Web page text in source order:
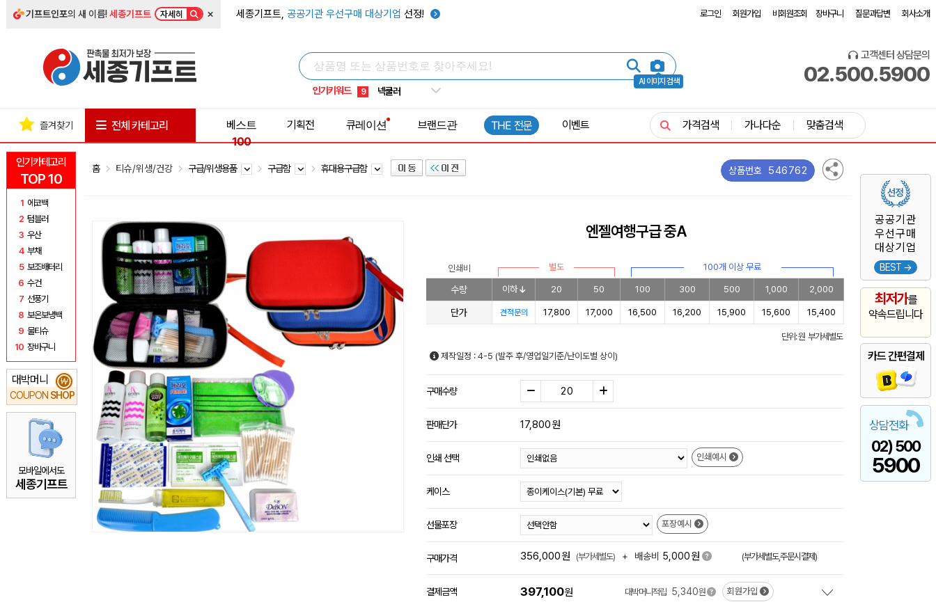
기프트인포의 새 이름!세종기프트 자세히 × 세종기프트, 공공기관 우선구매 대상기업 선정! 로그인 회원가입 비회원조회 장바구니 질문과답변 회사소개
AI 이미지 검색
인기키워드
5 키캡
8 쿨토시
9 넥쿨러
1 선풍기
고객센터 상담문의
02.500.5900
인기카테고리
TOP 10
1 에코백
2 텀블러
3 우산
4 부채
5 보조배터리
6 수건
7 선풍기
8 보온보냉백
9 물티슈
10 장바구니
대박머니
COUPON SHOP
₩
모바일에서도
세종기프트
공공기관
우선구매
대상기업
BEST →
최저가를
약속드립니다
카드 간편결제
상담전화
02) 500
5900
즐겨찾기 전체 카테고리
베스트
100
기획전 큐레이션 브랜드관 THE 전문 이벤트 가격검색 가나다순 맞춤검색
홈 티슈/위생/건강 구급/위생용품 구급함 휴대용구급함 상품번호 546762
엔젤여행구급 중A
인쇄비 별도 100개 이상 무료
수량 이하 20 50 100 300 500 1,000 2,000
단가 견적문의 17,800 17,000 16,500 16,200 15,900 15,600 15,400
단위: 원 부가세별도
제작일정 : 4-5 (발주 후/영업일기준/난이도별 상이)
구매수량
판매단가 17,800원
인쇄 선택 인쇄예시
케이스
선물포장 포장예시
구매가격 356,000원 (부가세별도) + 배송비 5,000원 (부가세별도,주문시결제)
결제금액 397,100원 대박머니적립 5,340원 회원가입